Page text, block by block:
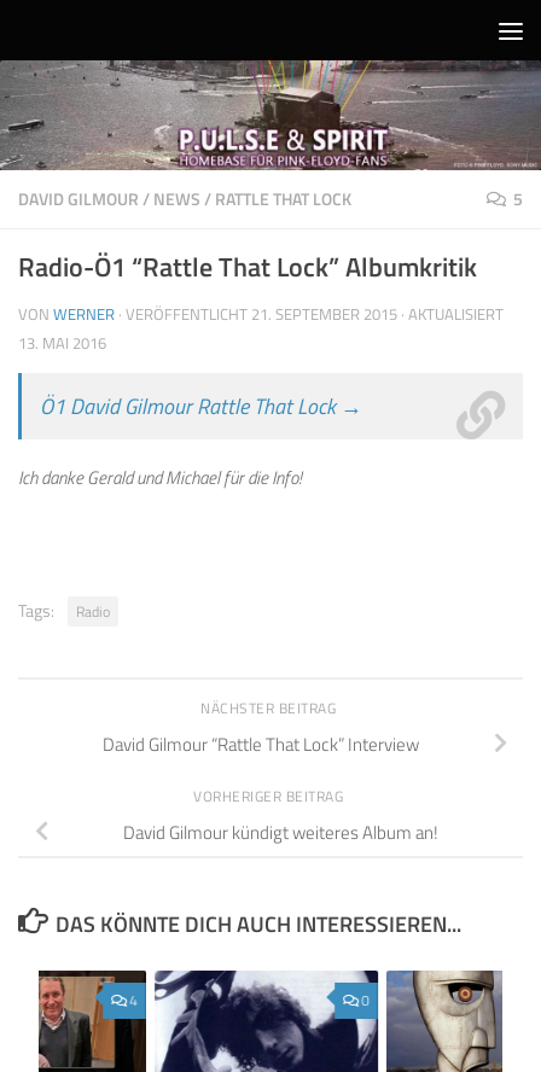
DAVID GILMOUR/NEWS/RATTLE THAT LOCK 5
Radio-Ö1 “Rattle That Lock” Albumkritik
VON WERNER · VERÖFFENTLICHT 21. SEPTEMBER 2015 · AKTUALISIERT
13. MAI 2016
Ö1 David Gilmour Rattle That Lock →
Ich danke Gerald und Michael für die Info!
Tags: Radio
NÄCHSTER BEITRAG
David Gilmour “Rattle That Lock” Interview
VORHERIGER BEITRAG
David Gilmour kündigt weiteres Album an!
DAS KÖNNTE DICH AUCH INTERESSIEREN...
0
4